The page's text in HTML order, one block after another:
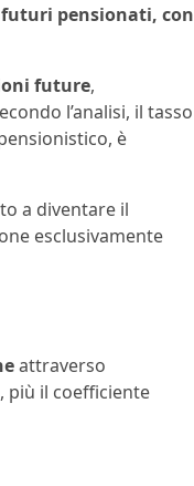
pensionati, con
future,
l’analisi, il tasso
è
a diventare il
esclusivamente
attraverso
più il coefficiente